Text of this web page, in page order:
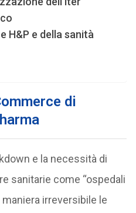
H&P e della sanità
di
e la necessità di
sanitarie come “ospedali
irreversibile le